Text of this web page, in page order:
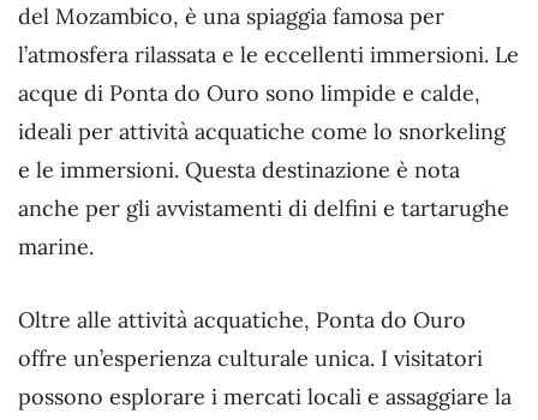
del Mozambico, è una spiaggia famosa per
l’atmosfera rilassata e le eccellenti immersioni. Le
acque di Ponta do Ouro sono limpide e calde,
ideali per attività acquatiche come lo snorkeling
e le immersioni. Questa destinazione è nota
anche per gli avvistamenti di delfini e tartarughe
marine.
Oltre alle attività acquatiche, Ponta do Ouro
offre un’esperienza culturale unica. I visitatori
possono esplorare i mercati locali e assaggiare la